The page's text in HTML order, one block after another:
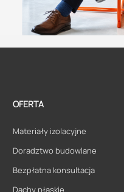
OFERTA
Materiały izolacyjne
Doradztwo budowlane
Bezpłatna konsultacja
Dachy płaskie